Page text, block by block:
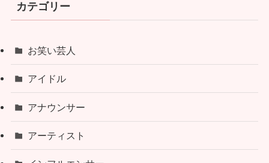
カテゴリー
お笑い芸人
アイドル
アナウンサー
アーティスト